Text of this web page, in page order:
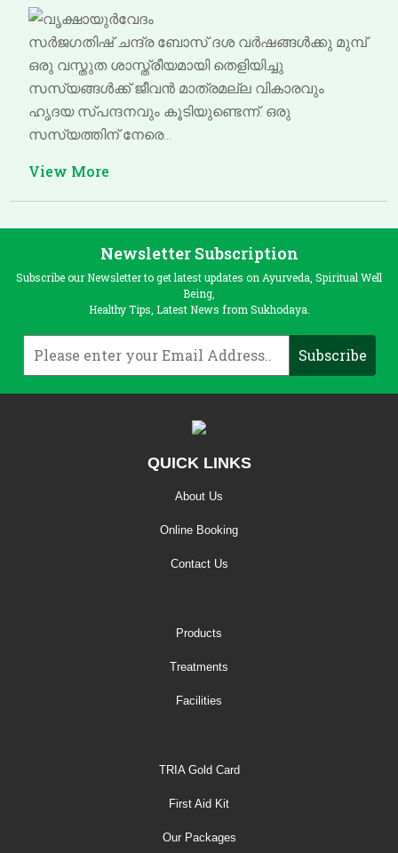
സർജഗതിഷ് ചന്ദ്ര ബോസ് ദശ വർഷങ്ങൾക്കു മുമ്പ്
ഒരു വസ്തുത ശാസ്ത്രീയമായി തെളിയിച്ചു
സസ്യങ്ങൾക്ക് ജീവൻ മാത്രമല്ല വികാരവും
ഹൃദയ സ്പന്ദനവും കൂടിയുണ്ടെന്ന്. ഒരു
സസ്യത്തിന് നേരെ…
View More
Newsletter Subscription
Subscribe our Newsletter to get latest updates on Ayurveda, Spiritual Well
Being,
Healthy Tips, Latest News from Sukhodaya.
QUICK LINKS
About Us
Online Booking
Contact Us
Products
Treatments
Facilities
TRIA Gold Card
First Aid Kit
Our Packages